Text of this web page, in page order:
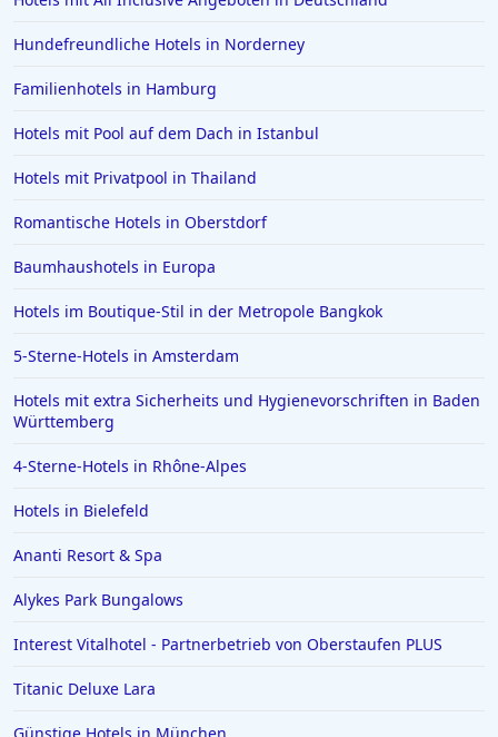
Hotels in Deutschland
Hotels in Lissabon
Hotels in Madrid
Hotels in Wyk auf Föhr
Hotels in Bad Bramstedt
Hotels in Iserlohn
Hotels in Norden
Hundefreundliche Hotels in Norderney
Familienhotels in Hamburg
Hotels mit Pool auf dem Dach in Istanbul
Hotels mit Privatpool in Thailand
Romantische Hotels in Oberstdorf
Baumhaushotels in Europa
Hotels im Boutique-Stil in der Metropole Bangkok
5-Sterne-Hotels in Amsterdam
Hotels mit extra Sicherheits und Hygienevorschriften in Baden
Württemberg
4-Sterne-Hotels in Rhône-Alpes
Hotels in Bielefeld
Ananti Resort & Spa
Alykes Park Bungalows
Interest Vitalhotel - Partnerbetrieb von Oberstaufen PLUS
Titanic Deluxe Lara